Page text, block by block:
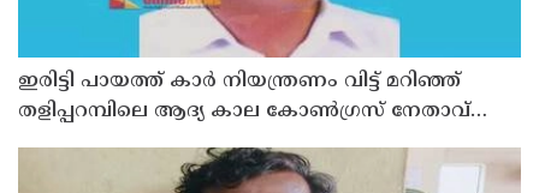
ഇരിട്ടി പായത്ത് കാർ നിയന്ത്രണം വിട്ട് മറിഞ്ഞ്
തളിപ്പറമ്പിലെ ആദ്യ കാല കോണ്‍ഗ്രസ് നേതാവ്